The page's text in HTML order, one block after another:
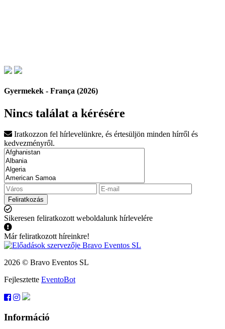
Gyermekek - França (2026)
Nincs találat a kérésére
Iratkozzon fel hírlevelünkre, és értesüljön minden hírről és
kedvezményről.
Feliratkozás
Sikeresen feliratkozott weboldalunk hírlevelére
Már feliratkozott híreinkre!
2026 © Bravo Eventos SL
Fejlesztette EventoBot
Információ